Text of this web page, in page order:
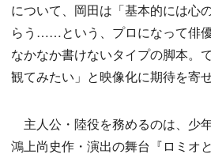
について、岡田は「基本的には心
らう……という、プロになって俳
なかなか書けないタイプの脚本。
観てみたい」と映像化に期待を寄せ
主人公・陸役を務めるのは、少
鴻上尚史作・演出の舞台『ロミオ